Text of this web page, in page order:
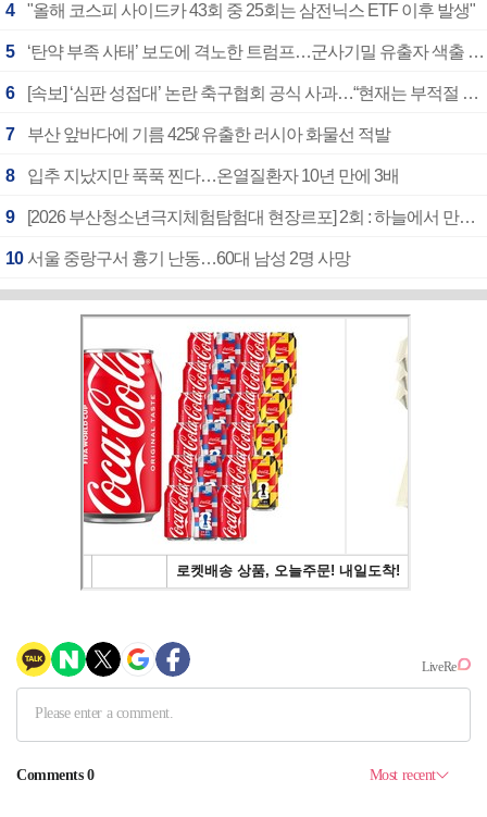
4 "올해 코스피 사이드카 43회 중 25회는 삼전닉스 ETF 이후 발생"
5 ‘탄약 부족 사태’ 보도에 격노한 트럼프…군사기밀 유출자 색출 지시
6 [속보] ‘심판 성접대’ 논란 축구협회 공식 사과…“현재는 부적절 행위 없어”
7 부산 앞바다에 기름 425ℓ 유출한 러시아 화물선 적발
8 입추 지났지만 푹푹 찐다…온열질환자 10년 만에 3배
9 [2026 부산청소년극지체험탐험대 현장르포] 2회 : 하늘에서 만난 얼음의 나라
10 서울 중랑구서 흉기 난동…60대 남성 2명 사망